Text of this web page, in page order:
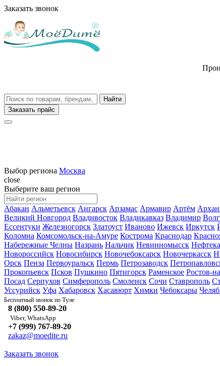
Заказать звонок
Заказать прайс
Выбор региона Москва
close
Выберите ваш регион
Абакан Альметьевск Ангарск Арзамас Армавир Артём
Великий Новгород Владивосток Владикавказ Владимир
Ессентуки Железногорск Златоуст Иваново Ижевск Иркутск
Коломна Комсомольск-на-Амуре Кострома Краснодар
Набережные Челны Назрань Нальчик Невинномысск
Новороссийск Новосибирск Новочебоксарск Новочеркасск
Орск Пенза Первоуральск Пермь Петрозаводск
Прокопьевск Псков Пушкино Пятигорск Раменское Ростов-
Посад Серпухов Симферополь Смоленск Сочи Ставрополь
Уссурийск Уфа Хабаровск Хасавюрт Химки Чебоксары
Бесплатный звонок по Туле
8 (800) 550-89-20
Viber, WhatsApp
+7 (999) 767-89-20
zakaz@moedite.ru
Заказать звонок